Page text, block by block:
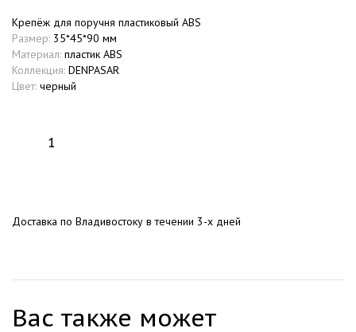
Крепёж для поручня пластиковый ABS
Размер: 35*45*90 мм
Материал: пластик ABS
Коллекция: DENPASAR
Цвет: черный
Доставка по Владивостоку в течении 3-х дней
Вас также может